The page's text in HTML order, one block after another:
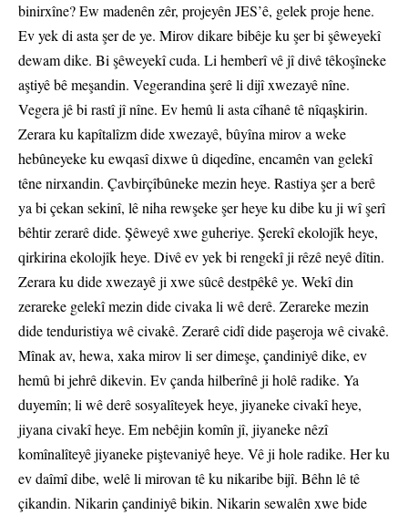
binirxîne? Ew madenên zêr, projeyên JES’ê, gelek proje hene.
Ev yek di asta şer de ye. Mirov dikare bibêje ku şer bi şêweyekî
dewam dike. Bi şêweyekî cuda. Li hemberî vê jî divê têkoşîneke
aştiyê bê meşandin. Vegerandina şerê li dijî xwezayê nîne.
Vegera jê bi rastî jî nîne. Ev hemû li asta cîhanê tê nîqaşkirin.
Zerara ku kapîtalîzm dide xwezayê, bûyîna mirov a weke
hebûneyeke ku ewqasî dixwe û diqedîne, encamên van gelekî
têne nirxandin. Çavbirçîbûneke mezin heye. Rastiya şer a berê
ya bi çekan sekinî, lê niha rewşeke şer heye ku dibe ku ji wî şerî
bêhtir zerarê dide. Şêweyê xwe guheriye. Şerekî ekolojîk heye,
qirkirina ekolojîk heye. Divê ev yek bi rengekî ji rêzê neyê dîtin.
Zerara ku dide xwezayê ji xwe sûcê destpêkê ye. Wekî din
zerareke gelekî mezin dide civaka li wê derê. Zerareke mezin
dide tenduristiya wê civakê. Zerarê cidî dide paşeroja wê civakê.
Mînak av, hewa, xaka mirov li ser dimeşe, çandiniyê dike, ev
hemû bi jehrê dikevin. Ev çanda hilberînê ji holê radike. Ya
duyemîn; li wê derê sosyalîteyek heye, jiyaneke civakî heye,
jiyana civakî heye. Em nebêjin komîn jî, jiyaneke nêzî
komînalîteyê jiyaneke piştevaniyê heye. Vê ji hole radike. Her ku
ev daîmî dibe, welê li mirovan tê ku nikaribe bijî. Bêhn lê tê
çikandin. Nikarin çandiniyê bikin. Nikarin sewalên xwe bide